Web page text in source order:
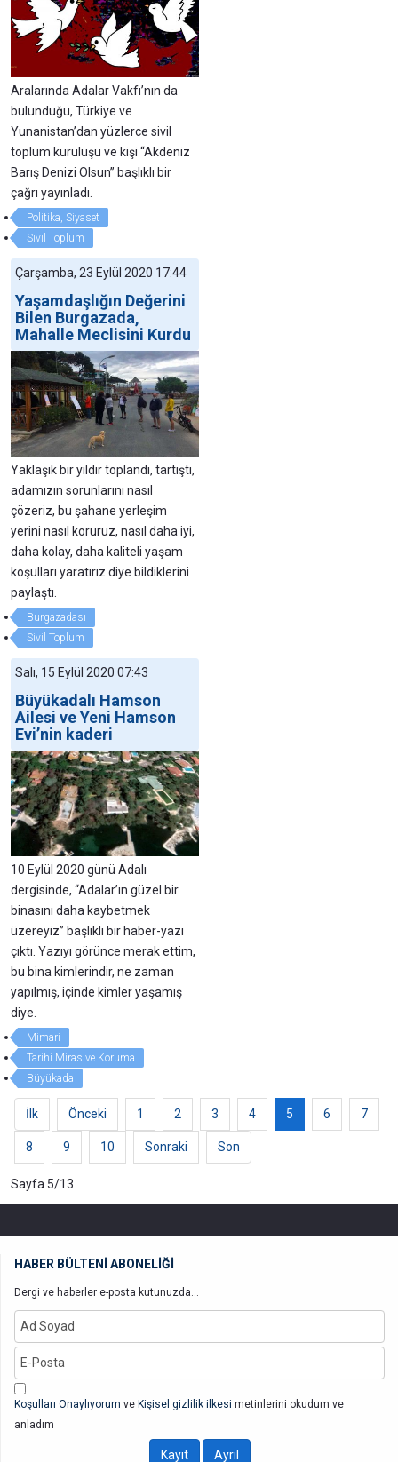
Aralarında Adalar Vakfı’nın da
bulunduğu, Türkiye ve
Yunanistan’dan yüzlerce sivil
toplum kuruluşu ve kişi “Akdeniz
Barış Denizi Olsun” başlıklı bir
çağrı yayınladı.
Politika, Siyaset
Sivil Toplum
Çarşamba, 23 Eylül 2020 17:44
Yaşamdaşlığın Değerini
Bilen Burgazada,
Mahalle Meclisini Kurdu
Yaklaşık bir yıldır toplandı, tartıştı,
adamızın sorunlarını nasıl
çözeriz, bu şahane yerleşim
yerini nasıl koruruz, nasıl daha iyi,
daha kolay, daha kaliteli yaşam
koşulları yaratırız diye bildiklerini
paylaştı.
Burgazadası
Sivil Toplum
Salı, 15 Eylül 2020 07:43
Büyükadalı Hamson
Ailesi ve Yeni Hamson
Evi’nin kaderi
10 Eylül 2020 günü Adalı
dergisinde, “Adalar’ın güzel bir
binasını daha kaybetmek
üzereyiz” başlıklı bir haber-yazı
çıktı. Yazıyı görünce merak ettim,
bu bina kimlerindir, ne zaman
yapılmış, içinde kimler yaşamış
diye.
Mimari
Tarihi Miras ve Koruma
Büyükada
İlk Önceki 1 2 3 4 5 6 7
8 9 10 Sonraki Son
Sayfa 5/13
HABER BÜLTENİ ABONELİĞİ
Dergi ve haberler e-posta kutunuzda...
Koşulları Onaylıyorum ve Kişisel gizlilik ilkesi metinlerini okudum ve
anladım